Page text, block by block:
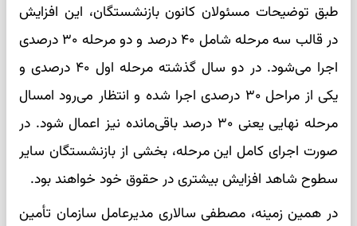
طبق توضیحات مسئولان کانون بازنشستگان، این افزایش
در قالب سه مرحله شامل ۴۰ درصد و دو مرحله ۳۰ درصدی
اجرا می‌شود. در دو سال گذشته مرحله اول ۴۰ درصدی و
یکی از مراحل ۳۰ درصدی اجرا شده و انتظار می‌رود امسال
مرحله نهایی یعنی ۳۰ درصد باقی‌مانده نیز اعمال شود. در
صورت اجرای کامل این مرحله، بخشی از بازنشستگان سایر
سطوح شاهد افزایش بیشتری در حقوق خود خواهند بود.
در همین زمینه، مصطفی سالاری مدیرعامل سازمان تأمین